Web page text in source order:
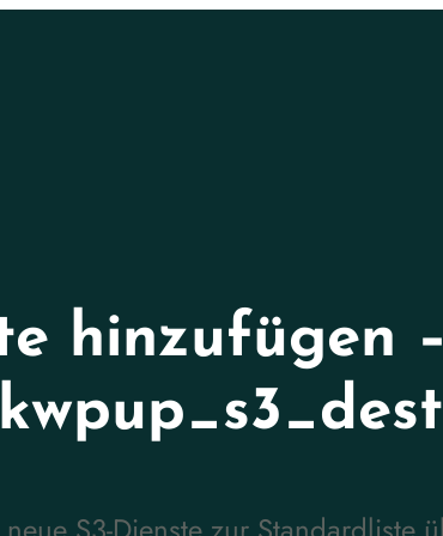
hinzufügen